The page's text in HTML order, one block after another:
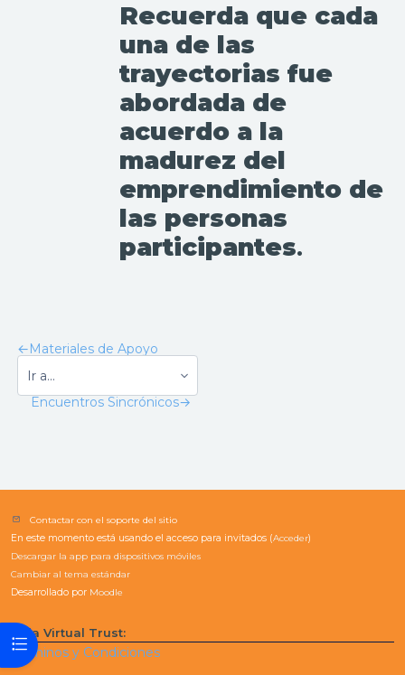
Abrir índice del curso
Recuerda que cada
una de las
trayectorias fue
abordada de
acuerdo a la
madurez del
emprendimiento de
las personas
participantes.
←Materiales de Apoyo
→
Encuentros Sincrónicos
Contactar con el soporte del sitio
En este momento está usando el acceso para invitados (Acceder)
Descargar la app para dispositivos móviles
Cambiar al tema estándar
Desarrollado por Moodle
Aula Virtual Trust:
Términos y Condiciones